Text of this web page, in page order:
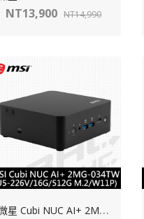
NT13,900 NT14,990
微
星 Cubi NUC AI+ 2MG-034TW-B5226V16GS51X11PNGA(Intel U5-226V/16G/512GB/WIN11 PRO)